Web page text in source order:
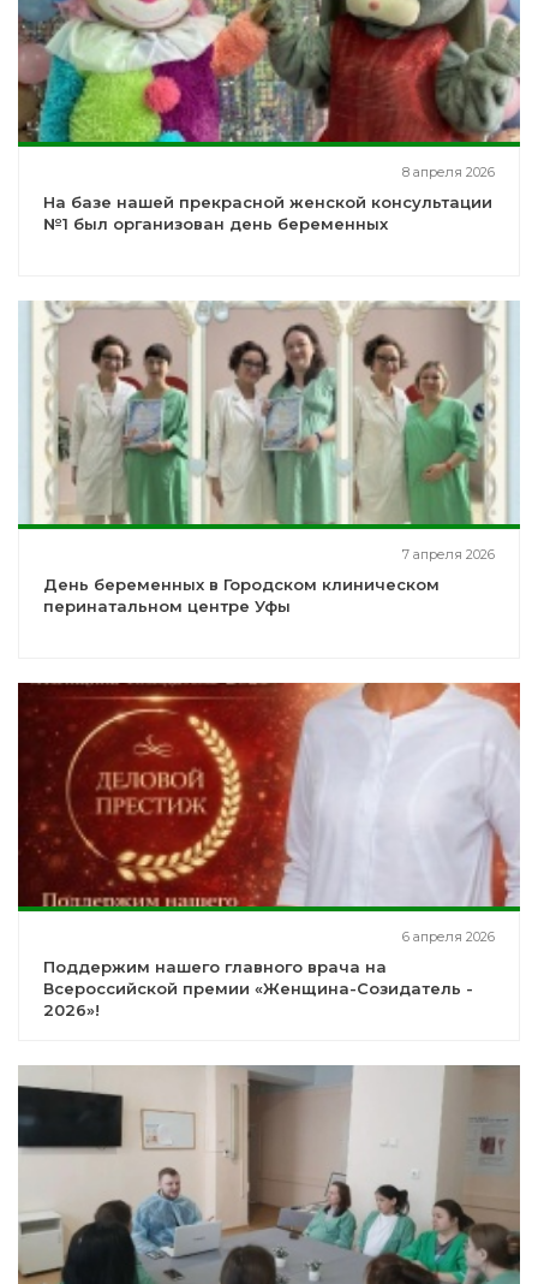
8 апреля 2026
На базе нашей прекрасной женской консультации
№1 был организован день беременных
7 апреля 2026
День беременных в Городском клиническом
перинатальном центре Уфы
6 апреля 2026
Поддержим нашего главного врача на
Всероссийской премии «Женщина-Созидатель -
2026»!